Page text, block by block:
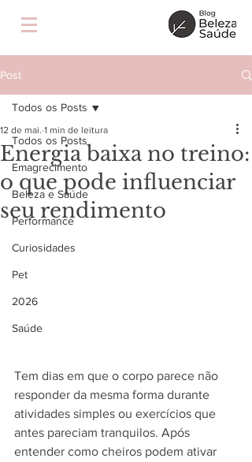
Post
Todos os Posts
Emagrecimento
Beleza e Saúde
Performance
Curiosidades
Pet
2026
Saúde
Todos os Posts
Energia baixa no treino:
o que pode influenciar
seu rendimento
12 de mai. 1 min de leitura
Tem dias em que o corpo parece não
responder da mesma forma durante
atividades simples ou exercícios que
antes pareciam tranquilos. Após
entender como cheiros podem ativar